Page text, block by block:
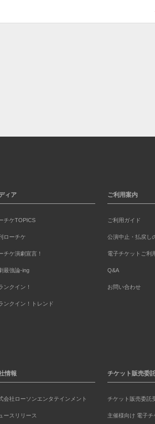
ィア
チケTOPICS
ローチケ
チケ演劇宣言！
最強論-ing
ンクイン！
ンクイン！トレンド
ご利用案内
ご利用ガイド
公演中止・払戻し
電子チケットご利
Q&A
お問い合わせ
情報
会社ローソンエンタテインメント
ースリリース
チケット販売委
チケット販売委託
主催様向け 電子チ